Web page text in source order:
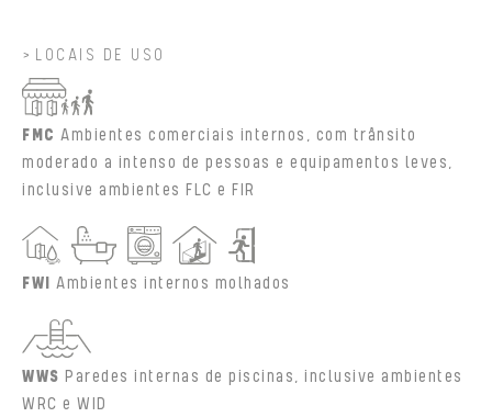
LOCAIS DE USO
FMC Ambientes comerciais internos, com trânsito
moderado a intenso de pessoas e equipamentos leves,
inclusive ambientes FLC e FIR
FWI Ambientes internos molhados
WWS Paredes internas de piscinas, inclusive ambientes
WRC e WID